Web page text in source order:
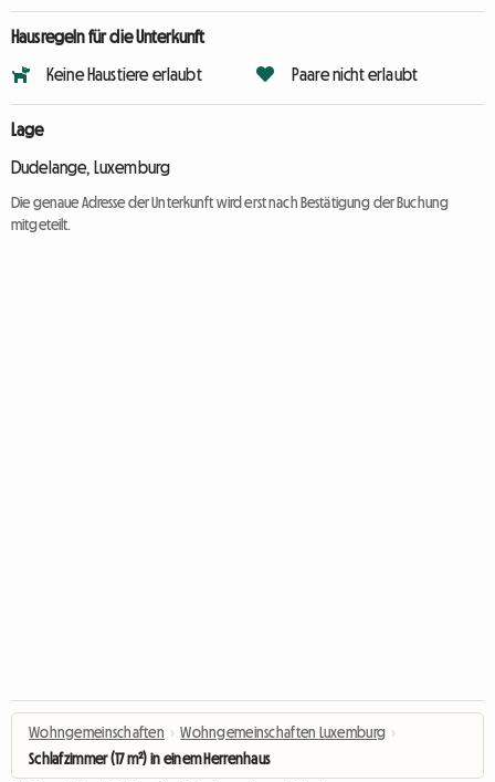
Hausregeln für die Unterkunft
Keine Haustiere erlaubt Paare nicht erlaubt
Lage
Dudelange, Luxemburg
Die genaue Adresse der Unterkunft wird erst nach Bestätigung der Buchung
mitgeteilt.
Wohngemeinschaften › Wohngemeinschaften Luxemburg ›
Schlafzimmer (17 m²) in einem Herrenhaus